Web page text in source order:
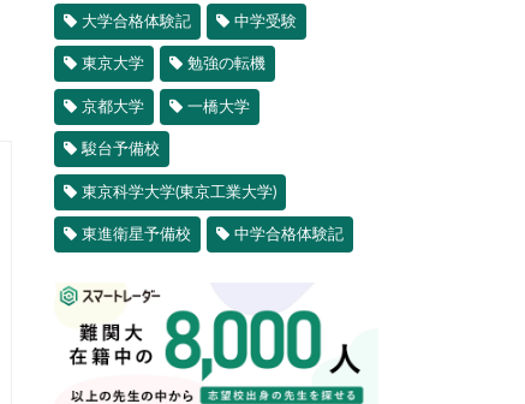
大学合格体験記 中学受験
東京大学 勉強の転機
京都大学 一橋大学
駿台予備校
東京科学大学(東京工業大学)
東進衛星予備校 中学合格体験記